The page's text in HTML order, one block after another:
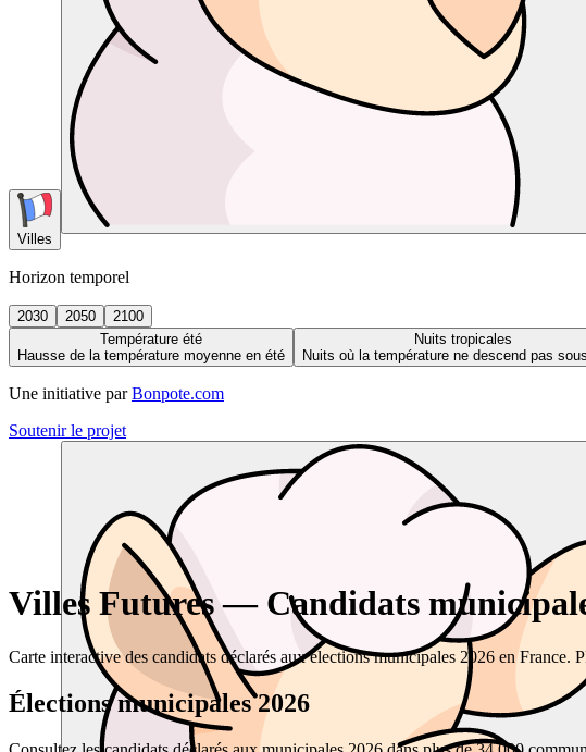
Villes
Horizon temporel
2030 2050
2100
Température été
Hausse de la température moyenne en été
Nuits tropicales
Nuits où la température ne descend pas
Une initiative par Bonpote.com
Soutenir le projet
Villes Futures — Candidats
Carte interactive des candidats déclarés aux élections municipales 2026 en France.
Élections municipales 2026